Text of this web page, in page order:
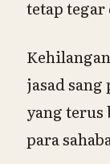
tetap tegar
jasad
yang terus
para